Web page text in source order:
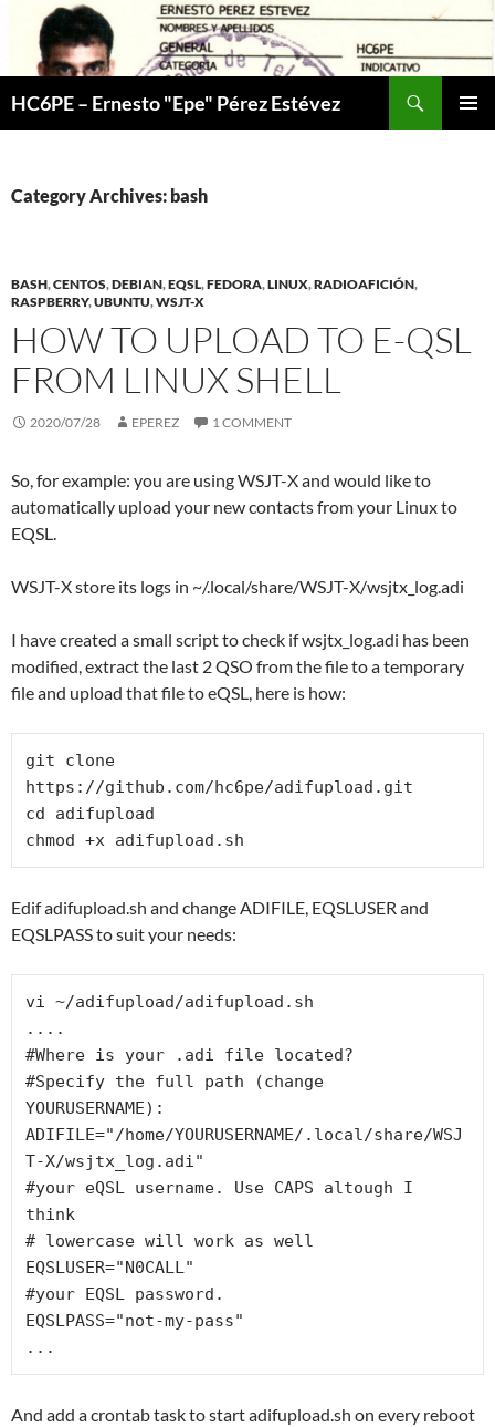
content
HC6PE – Ernesto "Epe" Pérez Estévez
Category Archives: bash
BASH,CENTOS,DEBIAN,EQSL,FEDORA,LINUX,RADIOAFICIÓN,
RASPBERRY,UBUNTU,WSJT-X
HOW TO UPLOAD TO E-QSL
FROM LINUX SHELL
2020/07/28 EPEREZ 1 COMMENT
So, for example: you are using WSJT-X and would like to
automatically upload your new contacts from your Linux to
EQSL.
WSJT-X store its logs in ~/.local/share/WSJT-X/wsjtx_log.adi
I have created a small script to check if wsjtx_log.adi has been
modified, extract the last 2 QSO from the file to a temporary
file and upload that file to eQSL, here is how:
git clone
https://github.com/hc6pe/adifupload.git
cd adifupload
chmod +x adifupload.sh
Edif adifupload.sh and change ADIFILE, EQSLUSER and
EQSLPASS to suit your needs:
vi ~/adifupload/adifupload.sh
....
#Where is your .adi file located?
#Specify the full path (change
YOURUSERNAME):
ADIFILE="/home/YOURUSERNAME/.local/share/WSJ
T-X/wsjtx_log.adi"
#your eQSL username. Use CAPS altough I
think
# lowercase will work as well
EQSLUSER="N0CALL"
#your EQSL password.
EQSLPASS="not-my-pass"
...
And add a crontab task to start adifupload.sh on every reboot